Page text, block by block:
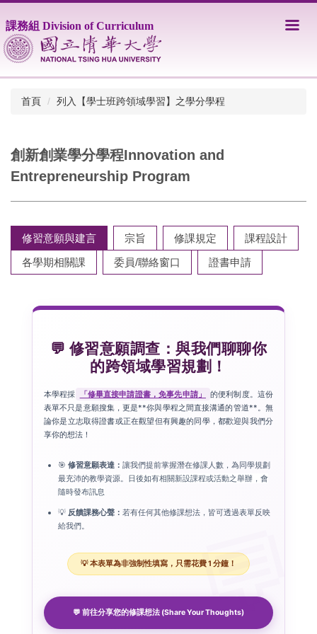
到
主
要
課務組 Division of Curriculum
首頁 列入【學士班跨領域學習】之學分學程
創新創業學分學程Innovation and
Entrepreneurship Program
修習意願與建言 宗旨 修課規定
課程設計
各學期相關課
委員/聯絡窗口 證書申請
💬 修習意願調查：與我們聊聊你
的跨領域學習規劃！
本學程採 「修畢直接申請證書，免事先申請」
的便利制度。這份
表單不只是意願搜集，更是**你與學程之間直接溝通的管道**。無
論你是立志取得證書或正在觀望但有興趣的同學，都歡迎與我們分
享你的想法！
🎯 修習意願表達： 讓我們提前掌握潛在修課人數，為同學規劃
最充沛的教學資源。 日後如有相關新設課程或活動之舉辦，會
隨時發布訊息
💡 反饋課務心聲： 若有任何其他修課想法，皆可透過表單反映
給我們。
💡 本表單為非強制性填寫，只需花費 1 分鐘！
💬 前往分享您的修課想法 (Share Your Thoughts)